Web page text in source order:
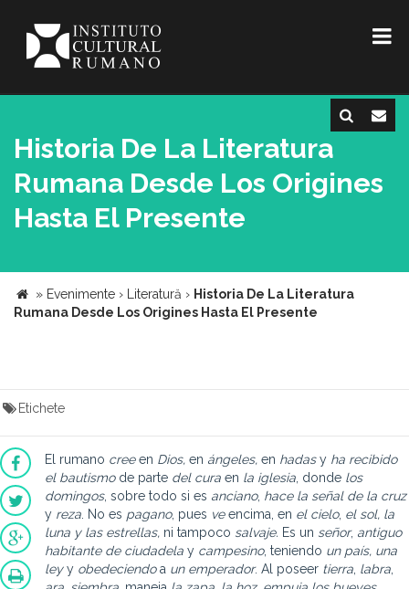
Historia De La Literatura
Rumana Desde Los Origines
Hasta El Presente
» Evenimente › Literatură › Historia De La Literatura
Rumana Desde Los Origines Hasta El Presente
Etichete
El rumano creeen Dios, en ángeles, en hadasy ha recibido
el bautismode parte del cura en la iglesia , donde los
domingos, sobre todo si es anciano, hace la señal de la cruz
y reza . No es pagano, pues veencima, en el cielo, el sol, la
luna y las estrellas, ni tampoco salvaje. Es un señor, antiguo
habitante de ciudadela y campesino, teniendo un país, una
leyy obedeciendoa un emperador. Al poseer tierra labra